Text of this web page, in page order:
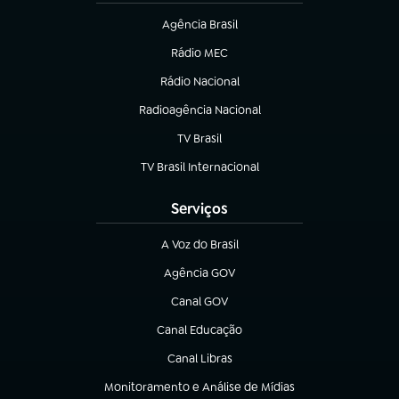
Agência Brasil
(abre em nova aba)
Rádio MEC
(abre em nova aba)
Rádio Nacional
Radioagência Nacional
(abre em nova aba)
TV Brasil
(abre em nova aba)
TV Brasil Internacional
(abre em nova aba)
Serviços
A Voz do Brasil
(abre em nova aba)
Agência GOV
(abre em nova aba)
Canal GOV
(abre em nova aba)
Canal Educação
(abre em nova aba)
Canal Libras
(abre em nova aba)
Monitoramento e Análise de Mídias
(abre em nova aba)